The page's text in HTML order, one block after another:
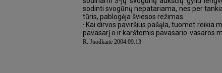
sodinti svogūnų nepatariama, nes per
tūris, pablogėja šviesos režimas.
· Kai dirvos paviršius pašąla, tuomet reikia
pavasarį o ir karštomis pavasario-vasaros
R. Juodkaitė 2004.09.13